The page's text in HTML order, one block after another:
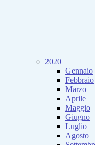
2020
Gennaio
Febbraio
Marzo
Aprile
Maggio
Giugno
Luglio
Agosto